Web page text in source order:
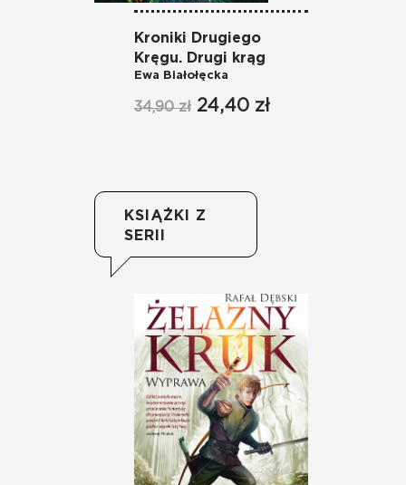
Kroniki Drugiego
Kręgu. Drugi krąg
Ewa Białołęcka
34,90 zł 24,40 zł
KSIĄŻKI Z
SERII